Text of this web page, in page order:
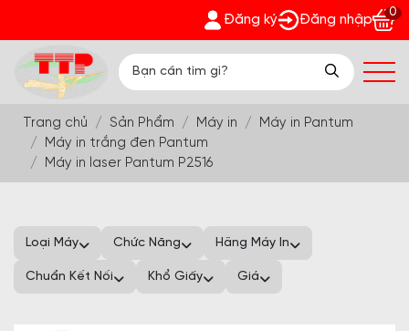
Phát - Nhận quà bất ngờ Đón Hè Sang chi tiết tại 'Khuyến
Đăng ký Đăng nhập
0
Trang chủ Sản Phẩm Máy in
Máy in Pantum
Máy in trắng đen Pantum
Máy in laser Pantum P2516
Loại Máy Chức Năng Hãng Máy In
Chuẩn Kết Nối Khổ Giấy Giá